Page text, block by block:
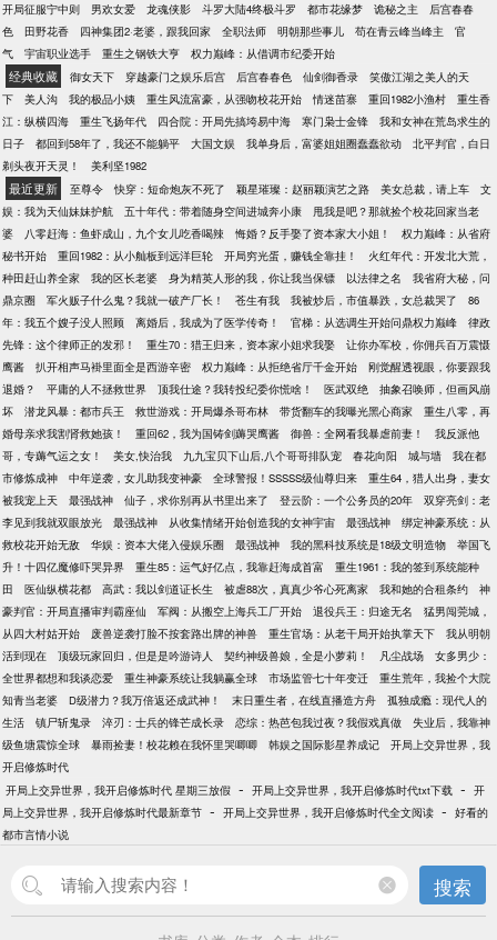
开局征服宁中则
男欢女爱 龙魂侠影 斗罗大陆4终极斗罗 都市花缘梦 诡秘之主
后宫春春
色
田野花香 四神集团2·老婆，跟我回家 全职法师 明朝那些事儿 苟在青云峰当峰主
官
气
宇宙职业选手 重生之钢铁大亨 权力巅峰：从借调市纪委开始
经典收藏 御女天下 穿越豪门之娱乐后宫 后宫春春色 仙剑御香录
笑傲江湖之美人的天
下
美人沟 我的极品小姨 重生风流富豪，从强吻校花开始 情迷苗寨 重回1982小渔村
重生香
江：纵横四海
重生飞扬年代 四合院：开局先搞垮易中海 寒门枭士金锋
我和女神在荒岛求生的
日子
都回到58年了，我还不能躺平 大国文娱 我单身后，富婆姐姐圈蠢蠢欲动
北平判官，白日
剃头夜开天灵！
美利坚1982
最近更新 至尊令 快穿：短命炮灰不死了 颖星璀璨：赵丽颖演艺之路 美女总裁，请上车
文
娱：我为天仙妹妹护航
五十年代：带着随身空间进城奔小康
甩我是吧？那就捡个校花回家当老
婆
八零赶海：鱼虾成山，九个女儿吃香喝辣 悔婚？反手娶了资本家大小姐！
权力巅峰：从省府
秘书开始
重回1982：从小舢板到远洋巨轮 开局穷光蛋，赚钱全靠挂！
火红年代：开发北大荒，
种田赶山养全家
我的区长老婆 身为精英人形的我，你让我当保镖 以法律之名
我省府大秘，问
鼎京圈
军火贩子什么鬼？我就一破产厂长！ 苍生有我 我被炒后，市值暴跌，女总裁哭了
86
年：我五个嫂子没人照顾
离婚后，我成为了医学传奇！ 官梯：从选调生开始问鼎权力巅峰
律政
先锋：这个律师正的发邪！
重生70：猎王归来，资本家小姐求我娶
让你办军校，你佣兵百万震慑
鹰酱
扒开相声马褂里面全是西游辛密 权力巅峰：从拒绝省厅千金开始
刚觉醒透视眼，你要跟我
退婚？
平庸的人不拯救世界 顶我仕途？我转投纪委你慌啥！ 医武双绝
抽象召唤师，但画风崩
坏
潜龙风暴：都市兵王 救世游戏：开局爆杀哥布林 带货翻车的我曝光黑心商家
重生八零，再
婚母亲求我割肾救她孩！
重回62，我为国铸剑薅哭鹰酱 御兽：全网看我暴虐前妻！
我反派他
哥，专薅气运之女！
美女,快治我 九九宝贝下山后,八个哥哥排队宠 春花向阳 城与墙
我在都
市修炼成神
中年逆袭，女儿助我变神豪 全球警报！SSSSS级仙尊归来
重生64，猎人出身，妻女
被我宠上天
最强战神 仙子，求你别再从书里出来了 登云阶：一个公务员的20年
双穿亮剑：老
李见到我就双眼放光
最强战神 从收集情绪开始创造我的女神宇宙 最强战神
绑定神豪系统：从
救校花开始无敌
华娱：资本大佬入侵娱乐圈 最强战神 我的黑科技系统是18级文明造物
举国飞
升！十四亿魔修吓哭异界
重生85：运气好亿点，我靠赶海成首富
重生1961：我的签到系统能种
田
医仙纵横花都 高武：我以剑道证长生 被虐88次，真真少爷心死离家 我和她的合租条约
神
豪判官：开局直播审判霸座仙
军阀：从搬空上海兵工厂开始 退役兵王：归途无名
猛男闯莞城，
从四大村姑开始
废兽逆袭打脸不按套路出牌的神兽 重生官场：从老干局开始执掌天下
我从明朝
活到现在
顶级玩家回归，但是是吟游诗人 契约神级兽娘，全是小萝莉！ 凡尘战场
女多男少：
全世界都想和我谈恋爱
重生神豪系统让我躺赢全球 市场监管七十年变迁
重生荒年，我捡个大院
知青当老婆
D级潜力？我万倍返还成武神！ 末日重生者，在线直播造方舟
孤独成瘾：现代人的
生活
镇尸斩鬼录 淬刃：士兵的锋芒成长录 恋综：热芭包我过夜？我假戏真做
失业后，我靠神
级鱼塘震惊全球
暴雨捡妻！校花赖在我怀里哭唧唧 韩娱之国际影星养成记
开局上交异世界，我
开启修炼时代
开局上交异世界，我开启修炼时代 星期三放假 - 开局上交异世界，我开启修炼时代txt下载 - 开
局上交异世界，我开启修炼时代最新章节 - 开局上交异世界，我开启修炼时代全文阅读 - 好看的
都市言情小说
搜索